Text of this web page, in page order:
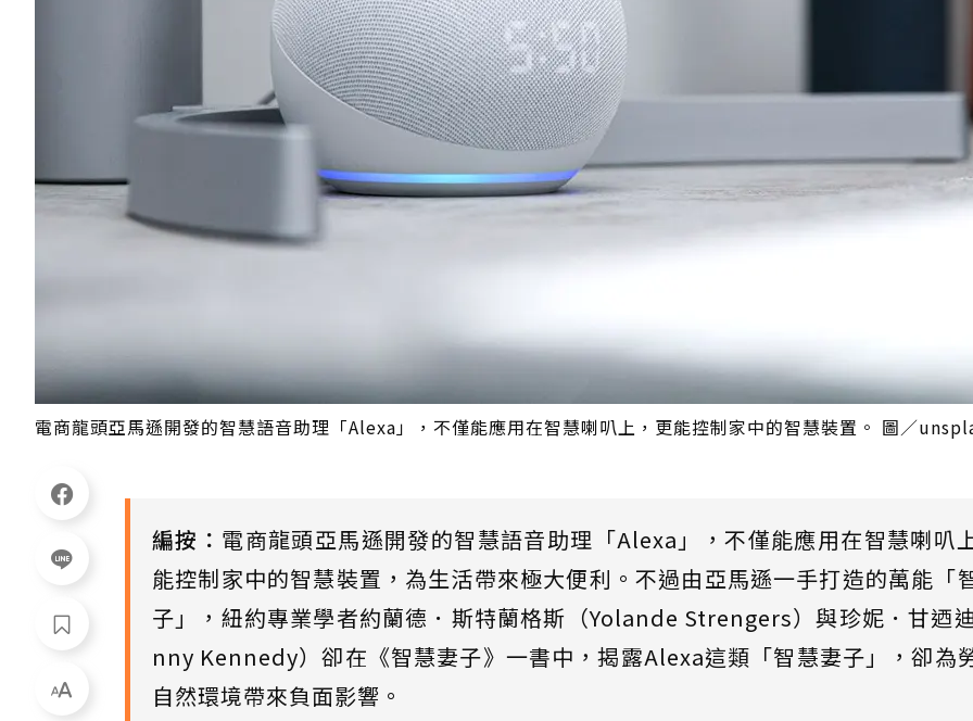
電商龍頭亞馬遜開發的智慧語音助理「Alexa」，不僅能應用在智慧喇叭上，更能控制家中的智慧裝置。 圖／
編按： 電商龍頭亞馬遜開發的智慧語音助理「Alexa」，不僅能應用在智慧喇叭
能控制家中的智慧裝置，為生活帶來極大便利。不過由亞馬遜一手打造的萬能「
子」，紐約專業學者約蘭德．斯特蘭格斯（Yolande Strengers）與珍妮．甘迺
nny Kennedy）卻在《智慧妻子》一書中，揭露Alexa這類「智慧妻子」，卻為
自然環境帶來負面影響。